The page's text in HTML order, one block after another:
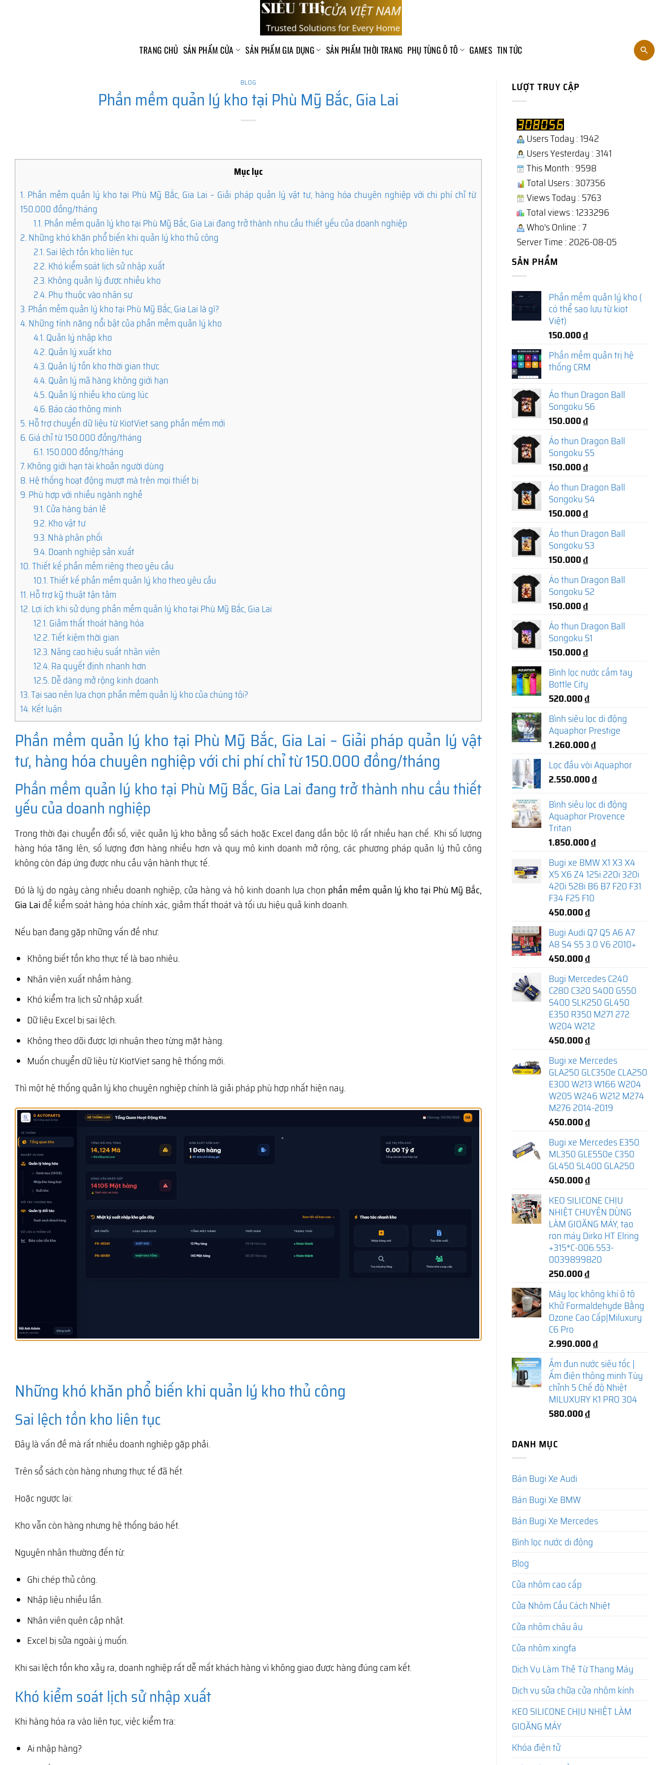
TRANG CHỦ SẢN PHẨM CỬA SẢN PHẨM GIA DỤNG SẢN PHẨM THỜI TRANG PHỤ TÙNG Ô TÔ GAMES TIN TỨC
BLOG
Phần mềm quản lý kho tại Phù Mỹ Bắc, Gia Lai
Mục lục
1. Phần mềm quản lý kho tại Phù Mỹ Bắc, Gia Lai – Giải pháp quản lý vật tư, hàng hóa chuyên nghiệp với chi phí chỉ từ
150.000 đồng/tháng
1.1.Phần mềm quản lý kho tại Phù Mỹ Bắc, Gia Lai đang trở thành nhu cầu thiết yếu của doanh nghiệp
2.Những khó khăn phổ biến khi quản lý kho thủ công
2.1.Sai lệch tồn kho liên tục
2.2.Khó kiểm soát lịch sử nhập xuất
2.3.Không quản lý được nhiều kho
2.4.Phụ thuộc vào nhân sự
3.Phần mềm quản lý kho tại Phù Mỹ Bắc, Gia Lai là gì?
4.Những tính năng nổi bật của phần mềm quản lý kho
4.1.Quản lý nhập kho
4.2.Quản lý xuất kho
4.3.Quản lý tồn kho thời gian thực
4.4.Quản lý mã hàng không giới hạn
4.5.Quản lý nhiều kho cùng lúc
4.6.Báo cáo thông minh
5.Hỗ trợ chuyển dữ liệu từ KiotViet sang phần mềm mới
6.Giá chỉ từ 150.000 đồng/tháng
6.1.150.000 đồng/tháng
7.Không giới hạn tài khoản người dùng
8.Hệ thống hoạt động mượt mà trên mọi thiết bị
9.Phù hợp với nhiều ngành nghề
9.1.Cửa hàng bán lẻ
9.2.Kho vật tư
9.3.Nhà phân phối
9.4.Doanh nghiệp sản xuất
10.Thiết kế phần mềm riêng theo yêu cầu
10.1.Thiết kế phần mềm quản lý kho theo yêu cầu
11.Hỗ trợ kỹ thuật tận tâm
12.Lợi ích khi sử dụng phần mềm quản lý kho tại Phù Mỹ Bắc, Gia Lai
12.1.Giảm thất thoát hàng hóa
12.2.Tiết kiệm thời gian
12.3.Nâng cao hiệu suất nhân viên
12.4.Ra quyết định nhanh hơn
12.5.Dễ dàng mở rộng kinh doanh
13.Tại sao nên lựa chọn phần mềm quản lý kho của chúng tôi?
14.Kết luận
Phần mềm quản lý kho tại Phù Mỹ Bắc, Gia Lai – Giải pháp quản lý vật
tư, hàng hóa chuyên nghiệp với chi phí chỉ từ 150.000 đồng/tháng
Phần mềm quản lý kho tại Phù Mỹ Bắc, Gia Lai đang trở thành nhu cầu thiết
yếu của doanh nghiệp
Trong thời đại chuyển đổi số, việc quản lý kho bằng sổ sách hoặc Excel đang dần bộc lộ rất nhiều hạn chế. Khi số lượng
hàng hóa tăng lên, số lượng đơn hàng nhiều hơn và quy mô kinh doanh mở rộng, các phương pháp quản lý thủ công
không còn đáp ứng được nhu cầu vận hành thực tế.
Đó là lý do ngày càng nhiều doanh nghiệp, cửa hàng và hộ kinh doanh lựa chọn phần mềm quản lý kho tại Phù Mỹ Bắc,
Gia Lai để kiểm soát hàng hóa chính xác, giảm thất thoát và tối ưu hiệu quả kinh doanh.
Nếu bạn đang gặp những vấn đề như:
Không biết tồn kho thực tế là bao nhiêu.
Nhân viên xuất nhầm hàng.
Khó kiểm tra lịch sử nhập xuất.
Dữ liệu Excel bị sai lệch.
Không theo dõi được lợi nhuận theo từng mặt hàng.
Muốn chuyển dữ liệu từ KiotViet sang hệ thống mới.
Thì một hệ thống quản lý kho chuyên nghiệp chính là giải pháp phù hợp nhất hiện nay.
Những khó khăn phổ biến khi quản lý kho thủ công
Sai lệch tồn kho liên tục
Đây là vấn đề mà rất nhiều doanh nghiệp gặp phải.
Trên sổ sách còn hàng nhưng thực tế đã hết.
Hoặc ngược lại:
Kho vẫn còn hàng nhưng hệ thống báo hết.
Nguyên nhân thường đến từ:
Ghi chép thủ công.
Nhập liệu nhiều lần.
Nhân viên quên cập nhật.
Excel bị sửa ngoài ý muốn.
Khi sai lệch tồn kho xảy ra, doanh nghiệp rất dễ mất khách hàng vì không giao được hàng đúng cam kết.
Khó kiểm soát lịch sử nhập xuất
Khi hàng hóa ra vào liên tục, việc kiểm tra:
Ai nhập hàng?
LƯỢT TRUY CẬP
Users Today : 1942
Users Yesterday : 3141
This Month : 9598
Total Users : 307356
Views Today : 5763
Total views : 1233296
Who's Online : 7
Server Time : 2026-08-05
SẢN PHẨM
Phần mềm quản lý kho (
có thể sao lưu từ kiot
Việt)
150.000₫
Phần mềm quản trị hệ
thống CRM
Áo thun Dragon Ball
Songoku S6
150.000₫
Áo thun Dragon Ball
Songoku S5
150.000₫
Áo thun Dragon Ball
Songoku S4
150.000₫
Áo thun Dragon Ball
Songoku S3
150.000₫
Áo thun Dragon Ball
Songoku S2
150.000₫
Áo thun Dragon Ball
Songoku S1
150.000₫
Bình lọc nước cầm tay
Bottle City
520.000₫
Bình siêu lọc di động
Aquaphor Prestige
1.260.000₫
Lọc đầu vòi Aquaphor
2.550.000₫
Bình siêu lọc di động
Aquaphor Provence
Tritan
1.850.000₫
Bugi xe BMW X1 X3 X4
X5 X6 Z4 125i 220i 320i
420i 528i B6 B7 F20 F31
F34 F25 F10
450.000₫
Bugi Audi Q7 Q5 A6 A7
A8 S4 S5 3.0 V6 2010+
450.000₫
Bugi Mercedes C240
C280 C320 S400 G550
S400 SLK250 GL450
E350 R350 M271 272
W204 W212
450.000₫
Bugi xe Mercedes
GLA250 GLC350e CLA250
E300 W213 W166 W204
W205 W246 W212 M274
M276 2014-2019
450.000₫
Bugi xe Mercedes E350
ML350 GLE550e C350
GL450 SL400 GLA250
450.000₫
KEO SILICONE CHỊU
NHIỆT CHUYÊN DÙNG
LÀM GIOĂNG MÁY, tạo
ron máy Dirko HT Elring
+315*C-006.553-
0039899820
250.000₫
Máy lọc không khí ô tô
Khử Formaldehyde Bằng
Ozone Cao Cấp|Miluxury
C6 Pro
2.990.000₫
Ấm đun nước siêu tốc |
Ấm điện thông minh Tùy
chỉnh 5 Chế độ Nhiệt
MILUXURY K1 PRO 304
580.000₫
DANH MỤC
Bán Bugi Xe Audi
Bán Bugi Xe BMW
Bán Bugi Xe Mercedes
Bình lọc nước di động
Blog
Cửa nhôm cao cấp
Cửa Nhôm Cầu Cách Nhiệt
Cửa nhôm châu âu
Cửa nhôm xingfa
Dịch Vụ Làm Thẻ Từ Thang Máy
Dịch vụ sửa chữa cửa nhôm kính
KEO SILICONE CHỊU NHIỆT LÀM
GIOĂNG MÁY
Khóa điện tử